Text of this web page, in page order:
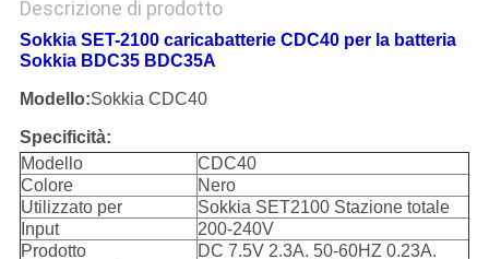
Descrizione di prodotto
Sokkia SET-2100 caricabatterie CDC40 per la batteria
Sokkia BDC35 BDC35A
Modello:Sokkia CDC40
Specificità:
Modello
CDC40
Colore
Nero
Utilizzato per
Sokkia SET2100 Stazione totale
Input
200-240V
Prodotto
DC 7.5V 2.3A. 50-60HZ 0.23A.